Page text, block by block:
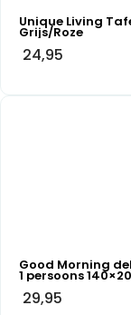
Unique Living
Grijs/Roze
24,95
Good Morning
1 persoons
29,95